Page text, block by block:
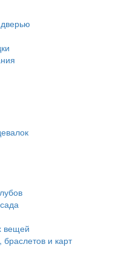
вещей
и карт